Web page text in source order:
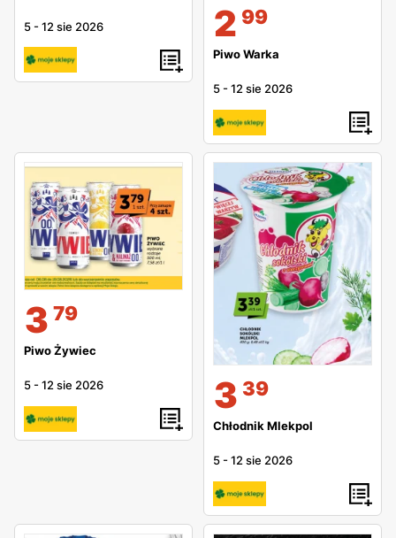
5 -12 sie 2026 2 99
Piwo Warka
5 -12 sie 2026
3 79
Piwo Żywiec
5 -12 sie 2026 3 39
Chłodnik Mlekpol
5 -12 sie 2026